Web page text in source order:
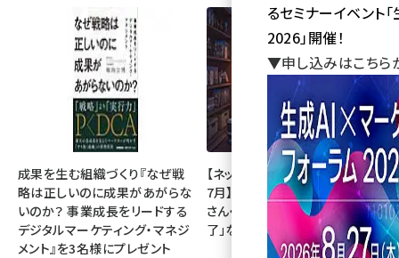
seo (3528)
ai (2811)
youtube (2439)
note (2315)
セミナー (2308)
z世代 (1623)
成果を生む組織づくり『なぜ戦
略は正しいのに成果があがらな
いのか？ 事業成長をリードする
デジタルマーケティング・マネジ
メント』を3名様にプレゼント
【ネットミーム振り返り・2026年
7月】「映画ちいかわ」「佐藤二朗
さん・橋本愛さん」「POPOPO終
了」など
るセミナーイベント
2026」開催！
▼申し込みはこち